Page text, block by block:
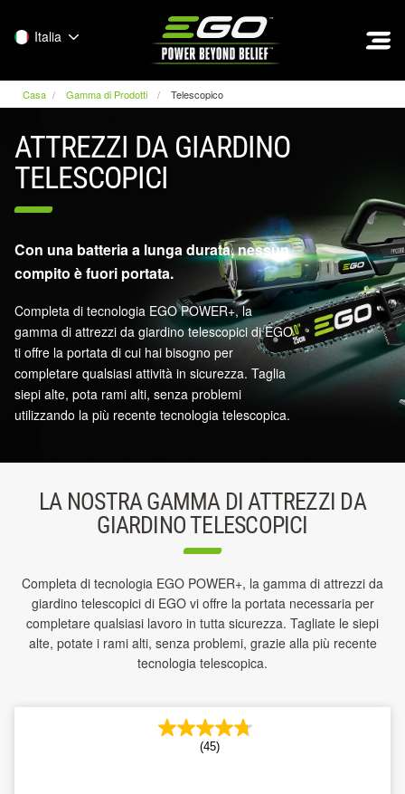
Italia
Casa Gamma di Prodotti Telescopico
ATTREZZI DA GIARDINO
TELESCOPICI
Con una batteria a lunga durata, nessun
compito è fuori portata.
Completa di tecnologia EGO POWER+, la
gamma di attrezzi da giardino telescopici di EGO
ti offre la portata di cui hai bisogno per
completare qualsiasi attività in sicurezza. Taglia
siepi alte, pota rami alti, senza problemi
utilizzando la più recente tecnologia telescopica.
LA NOSTRA GAMMA DI ATTREZZI DA
GIARDINO TELESCOPICI
Completa di tecnologia EGO POWER+, la gamma di attrezzi da
giardino telescopici di EGO vi offre la portata necessaria per
completare qualsiasi lavoro in tutta sicurezza. Tagliate le siepi
alte, potate i rami alti, senza problemi, grazie alla più recente
tecnologia telescopica.
(45)